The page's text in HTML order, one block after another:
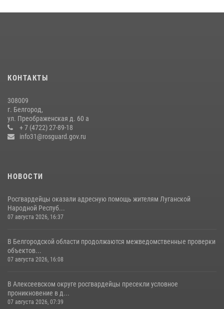
В Белгороде росгвардейцы приняли участие в круглом столе с
представителем Российского общества «Знание»
17 июля 2026, 07:10
КОНТАКТЫ
308009
г. Белгород,
ул. Преображенская д. 60 а
+ 7 (4722) 27-89-18
info31@rosguard.gov.ru
НОВОСТИ
Росгвардейцы оказали адресную помощь жителям Луганской
Народной Респуб...
07 августа 2026, 16:37
В Белгородской области продолжаются межведомственные проверки
объектов...
07 августа 2026, 16:08
В Алексеевском округе росгвардейцы пресекли условное
проникновение в д...
07 августа 2026, 07:39